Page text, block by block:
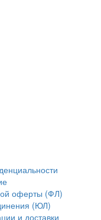
оферты (ФЛ)
(ЮЛ)
и доставки